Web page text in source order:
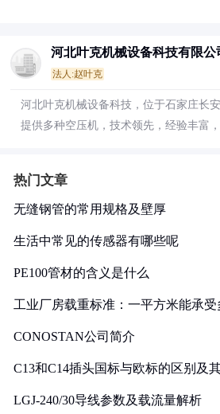
河北叶克机械设备科技有限公
法人:赵叶克
河北叶克机械设备科技，位于石家庄长
提供多种空压机，技术领先，经验丰富，
热门文章
无缝钢管的常用规格及壁厚
生活中常见的传感器有哪些呢
PE100管材的含义是什么
工业厂房载重标准：一平方米能承
CONOSTAN公司简介
C13和C14插头国标与欧标的区别及
LGJ-240/30导线参数及载流量解析